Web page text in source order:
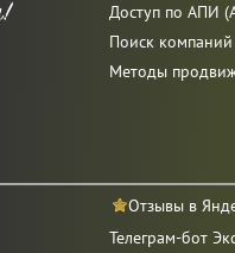
Доступ по АПИ
Поиск
Методы
Отзывы в
Телеграм-бот